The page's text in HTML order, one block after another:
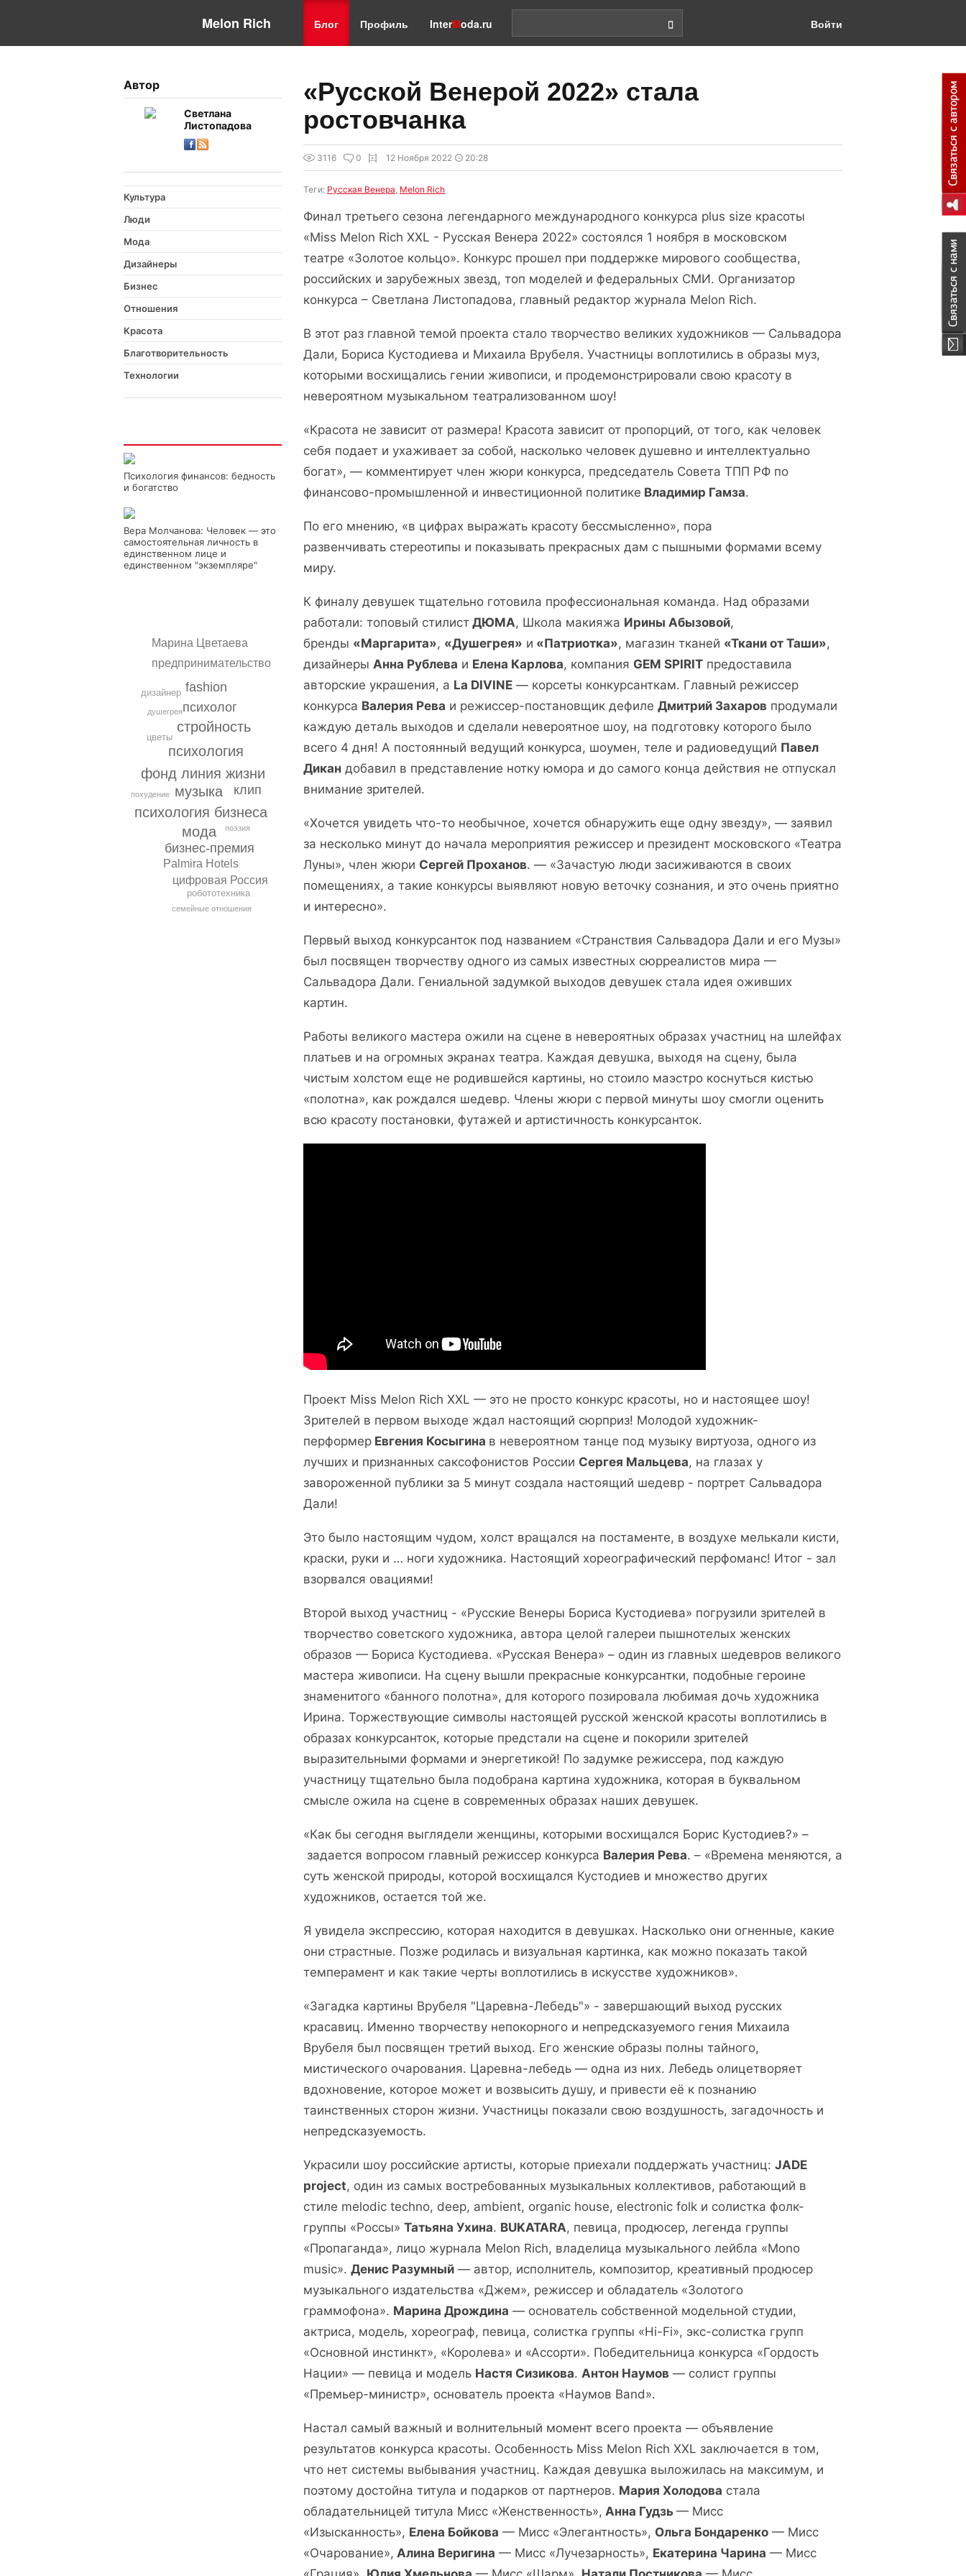
Melon Rich Блог Профиль InterModa.ru Войти
Автор
Светлана
Листопадова
Культура
Люди
Мода
Дизайнеры
Бизнес
Отношения
Красота
Благотворительность
Технологии
Психология финансов: бедность
и богатство
Вера Молчанова: Человек — это
самостоятельная личность в
единственном лице и
единственном "экземпляре"
фонд линия жизни
музыка
психология
психология бизнеса
стройность
мода
психолог
бизнес-премия
fashion
клип
Palmira Hotels
предпринимательство
цифровая Россия
Марина Цветаева
цветы
робототехника
дизайнер
семейные отношения
душегрея
похудение
поэзия
«Русской Венерой 2022» стала
ростовчанка
3116 0 12 Ноября 2022 20:28
Теги: Русская Венера, Melon Rich
Финал третьего сезона легендарного международного конкурса plus size красоты
«Miss Melon Rich XXL - Русская Венера 2022» состоялся 1 ноября в московском
театре «Золотое кольцо». Конкурс прошел при поддержке мирового сообщества,
российских и зарубежных звезд, топ моделей и федеральных СМИ. Организатор
конкурса – Светлана Листопадова, главный редактор журнала Melon Rich.
В этот раз главной темой проекта стало творчество великих художников — Сальвадора
Дали, Бориса Кустодиева и Михаила Врубеля. Участницы воплотились в образы муз,
которыми восхищались гении живописи, и продемонстрировали свою красоту в
невероятном музыкальном театрализованном шоу!
«Красота не зависит от размера! Красота зависит от пропорций, от того, как человек
себя подает и ухаживает за собой, насколько человек душевно и интеллектуально
богат», — комментирует член жюри конкурса, председатель Совета ТПП РФ по
финансово-промышленной и инвестиционной политике Владимир Гамза.
По его мнению, «в цифрах выражать красоту бессмысленно», пора
развенчивать стереотипы и показывать прекрасных дам с пышными формами всему
миру.
К финалу девушек тщательно готовила профессиональная команда. Над образами
работали: топовый стилист ДЮМА, Школа макияжа Ирины Абызовой,
бренды «Маргарита», «Душегрея» и «Патриотка», магазин тканей «Ткани от Таши»,
дизайнеры Анна Рублева и Елена Карлова, компания GEM SPIRIT предоставила
авторские украшения, а La DIVINE — корсеты конкурсанткам. Главный режиссер
конкурса Валерия Рева и режиссер-постановщик дефиле Дмитрий Захаров продумали
каждую деталь выходов и сделали невероятное шоу, на подготовку которого было
всего 4 дня! А постоянный ведущий конкурса, шоумен, теле и радиоведущий Павел
Дикан добавил в представление нотку юмора и до самого конца действия не отпускал
внимание зрителей.
«Хочется увидеть что-то необычное, хочется обнаружить еще одну звезду», — заявил
за несколько минут до начала мероприятия режиссер и президент московского «Театра
Луны», член жюри Сергей Проханов. — «Зачастую люди засиживаются в своих
помещениях, а такие конкурсы выявляют новую веточку сознания, и это очень приятно
и интересно».
Первый выход конкурсанток под названием «Странствия Сальвадора Дали и его Музы»
был посвящен творчеству одного из самых известных сюрреалистов мира —
Сальвадора Дали. Гениальной задумкой выходов девушек стала идея оживших
картин.
Работы великого мастера ожили на сцене в невероятных образах участниц на шлейфах
платьев и на огромных экранах театра. Каждая девушка, выходя на сцену, была
чистым холстом еще не родившейся картины, но стоило маэстро коснуться кистью
«полотна», как рождался шедевр. Члены жюри с первой минуты шоу смогли оценить
всю красоту постановки, футажей и артистичность конкурсанток.
Проект Miss Melon Rich XXL — это не просто конкурс красоты, но и настоящее шоу!
Зрителей в первом выходе ждал настоящий сюрприз! Молодой художник-
перформер Евгения Косыгина в невероятном танце под музыку виртуоза, одного из
лучших и признанных саксофонистов России Сергея Мальцева, на глазах у
завороженной публики за 5 минут создала настоящий шедевр - портрет Сальвадора
Дали!
Это было настоящим чудом, холст вращался на постаменте, в воздухе мелькали кисти,
краски, руки и … ноги художника. Настоящий хореографический перфоманс! Итог - зал
взорвался овациями!
Второй выход участниц - «Русские Венеры Бориса Кустодиева» погрузили зрителей в
творчество советского художника, автора целой галереи пышнотелых женских
образов — Бориса Кустодиева. «Русская Венера» – один из главных шедевров великого
мастера живописи. На сцену вышли прекрасные конкурсантки, подобные героине
знаменитого «банного полотна», для которого позировала любимая дочь художника
Ирина. Торжествующие символы настоящей русской женской красоты воплотились в
образах конкурсанток, которые предстали на сцене и покорили зрителей
выразительными формами и энергетикой! По задумке режиссера, под каждую
участницу тщательно была подобрана картина художника, которая в буквальном
смысле ожила на сцене в современных образах наших девушек.
«Как бы сегодня выглядели женщины, которыми восхищался Борис Кустодиев?» –
задается вопросом главный режиссер конкурса Валерия Рева. – «Времена меняются, а
суть женской природы, которой восхищался Кустодиев и множество других
художников, остается той же.
Я увидела экспрессию, которая находится в девушках. Насколько они огненные, какие
они страстные. Позже родилась и визуальная картинка, как можно показать такой
темперамент и как такие черты воплотились в искусстве художников».
«Загадка картины Врубеля "Царевна-Лебедь"» - завершающий выход русских
красавиц. Именно творчеству непокорного и непредсказуемого гения Михаила
Врубеля был посвящен третий выход. Его женские образы полны тайного,
мистического очарования. Царевна-лебедь — одна из них. Лебедь олицетворяет
вдохновение, которое может и возвысить душу, и привести её к познанию
таинственных сторон жизни. Участницы показали свою воздушность, загадочность и
непредсказуемость.
Украсили шоу российские артисты, которые приехали поддержать участниц: JADE
project, один из самых востребованных музыкальных коллективов, работающий в
стиле melodic techno, deep, ambient, organic house, electronic folk и солистка фолк-
группы «Россы» Татьяна Ухина. BUKATARA, певица, продюсер, легенда группы
«Пропаганда», лицо журнала Melon Rich, владелица музыкального лейбла «Mono
music». Денис Разумный — автор, исполнитель, композитор, креативный продюсер
музыкального издательства «Джем», режиссер и обладатель «Золотого
граммофона». Марина Дрождина — основатель собственной модельной студии,
актриса, модель, хореограф, певица, солистка группы «Hi-Fi», экс-солистка групп
«Основной инстинкт», «Королева» и «Ассорти». Победительница конкурса «Гордость
Нации» — певица и модель Настя Сизикова. Антон Наумов — солист группы
«Премьер-министр», основатель проекта «Наумов Band».
Настал самый важный и волнительный момент всего проекта — объявление
результатов конкурса красоты. Особенность Miss Melon Rich XXL заключается в том,
что нет системы выбывания участниц. Каждая девушка выложилась на максимум, и
поэтому достойна титула и подарков от партнеров. Мария Холодова стала
обладательницей титула Мисс «Женственность», Анна Гудзь — Мисс
«Изысканность», Елена Бойкова — Мисс «Элегантность», Ольга Бондаренко — Мисс
«Очарование», Алина Веригина — Мисс «Лучезарность», Екатерина Чарина — Мисс